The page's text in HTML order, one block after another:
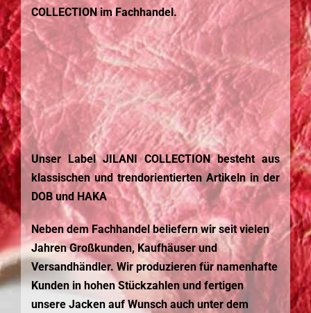
COLLECTION im Fachhandel.
Unser Label JILANI COLLECTION besteht aus
klassischen und trendorientierten Artikeln in der
DOB und HAKA
Neben dem Fachhandel beliefern wir seit vielen
Jahren Großkunden, Kaufhäuser und
Versandhändler. Wir produzieren für namenhafte
Kunden in hohen Stückzahlen und fertigen
unsere Jacken auf Wunsch auch unter dem